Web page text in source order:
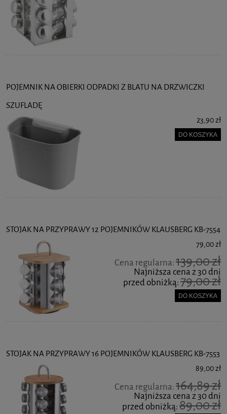
POJEMNIK NA OBIERKI ODPADKI Z BLATU NA DRZWICZKI
SZUFLADĘ
23,90 zł
DO KOSZYKA
STOJAK NA PRZYPRAWY 12 POJEMNIKÓW KLAUSBERG KB-7554
79,00 zł
Cena regularna:139,00 zł
Najniższa cena z 30 dni
przed obniżką:79,00 zł
DO KOSZYKA
STOJAK NA PRZYPRAWY 16 POJEMNIKÓW KLAUSBERG KB-7553
89,00 zł
Cena regularna:164,89 zł
Najniższa cena z 30 dni
przed obniżką:89,00 zł